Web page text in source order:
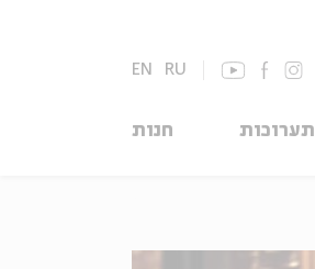
EN RU
תערוכות חנות